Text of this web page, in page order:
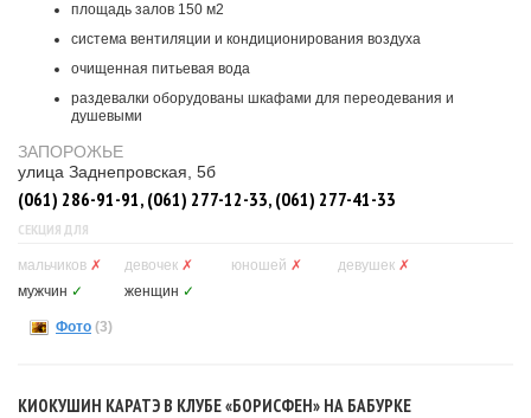
площадь залов 150 м2
система вентиляции и кондиционирования воздуха
очищенная питьевая вода
раздевалки оборудованы шкафами для переодевания и
душевыми
ЗАПОРОЖЬЕ
улица Заднепровская, 5б
(061) 286-91-91, (061) 277-12-33, (061) 277-41-33
СЕКЦИЯ ДЛЯ
мальчиков ✗ девочек ✗ юношей ✗ девушек ✗
мужчин ✓ женщин ✓
Фото (3)
КИОКУШИН КАРАТЭ В КЛУБЕ «БОРИСФЕН» НА БАБУРКЕ